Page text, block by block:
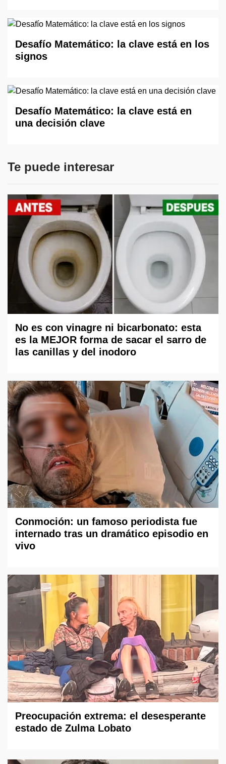
Desafío Matemático: la clave está en los
signos
Desafío Matemático: la clave está en
una decisión clave
Te puede interesar
No es con vinagre ni bicarbonato: esta
es la MEJOR forma de sacar el sarro de
las canillas y del inodoro
Conmoción: un famoso periodista fue
internado tras un dramático episodio en
vivo
Preocupación extrema: el desesperante
estado de Zulma Lobato